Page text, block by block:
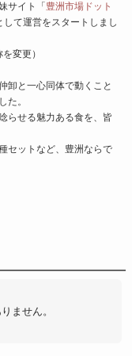
サイト「 豊洲市場ドット
て運営をスタートしまし
変更）
卸と一心同体で動くこと
た。
らせる魅力ある食を、皆
セットなど、豊洲ならで
ません。